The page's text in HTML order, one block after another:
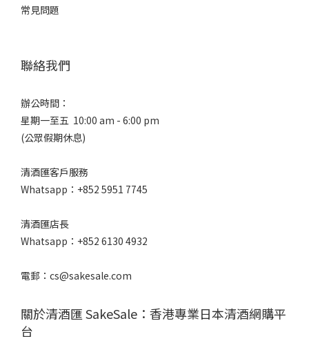
常見問題
聯絡我們
辦公時間：
星期一至五 10:00 am - 6:00 pm
(公眾假期休息)
清酒匯客戶服務
Whatsapp：+852 5951 7745
清酒匯店長
Whatsapp：+852 6130 4932
電郵：cs@sakesale.com
關於清酒匯 SakeSale：香港專業日本清酒網購平
台